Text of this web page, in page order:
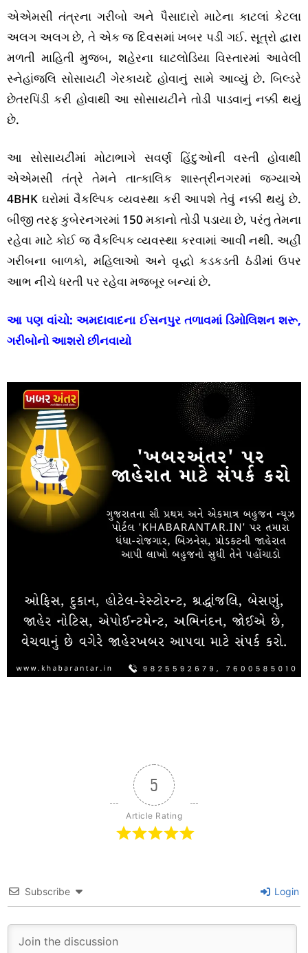
એએમસી તંત્રના ગરીબો અને પૈસાદારો માટેના કાટલાં કેટલા
અલગ અલગ છે, તે એક જ દિવસમાં ખબર પડી ગઈ. સૂત્રો દ્વારા
મળતી માહિતી મુજબ, શહેરના ઘાટલોડિયા વિસ્તારમાં આવેલી
સ્નેહાંજલિ સોસાયટી ગેરકાયદે હોવાનું સામે આવ્યું છે. બિલ્ડરે
છેતરપિંડી કરી હોવાથી આ સોસાયટીને તોડી પાડવાનું નક્કી થયું
છે.
આ સોસાયટીમાં મોટાભાગે સવર્ણ હિંદુઓની વસ્તી હોવાથી
એએમસી તંત્રે તેમને તાત્કાલિક શાસ્ત્રીનગરમાં જગ્યાએ
4BHK ઘરોમાં વૈકલ્પિક વ્યવસ્થા કરી આપશે તેવું નક્કી થયું છે.
બીજી તરફ કુબેરનગરમાં 150 મકાનો તોડી પડાયા છે, પરંતુ તેમના
રહેવા માટે કોઈ જ વૈકલ્પિક વ્યવસ્થા કરવામાં આવી નથી. અહીં
ગરીબના બાળકો, મહિલાઓ અને વૃદ્ધો કડકડતી ઠંડીમાં ઉપર
આભ નીચે ધરતી પર રહેવા મજબૂર બન્યાં છે.
આ પણ વાંચો:અમદાવાદના ઈસનપુર તળાવમાં ડિમોલિશન શરૂ,
ગરીબોનો આશરો છીનવાયો
5
Article Rating
Subscribe Login